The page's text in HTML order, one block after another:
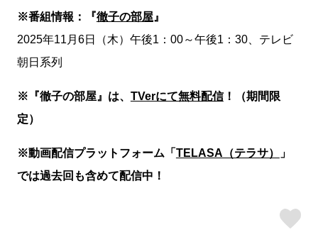
※番組情報：『徹子の部屋』
2025年11月6日（木）午後1：00～午後1：30、テレビ
朝日系列
※『徹子の部屋』は、 TVerにて無料配信！（期間限
定）
※動画配信プラットフォーム「TELASA（テラサ）
」
では過去回も含めて配信中！